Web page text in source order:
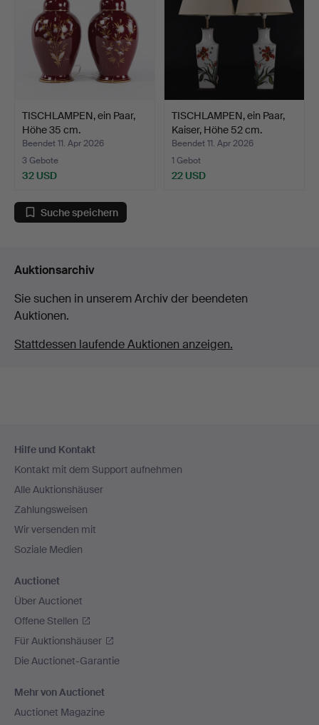
TISCHLAMPEN, ein Paar,
Höhe 35 cm.
Beendet 11. Apr 2026
3 Gebote
32 USD
TISCHLAMPEN, ein Paar,
Kaiser, Höhe 52 cm.
Beendet 11. Apr 2026
1 Gebot
22 USD
Suche speichern
Auktionsarchiv
Sie suchen in unserem Archiv der beendeten
Auktionen.
Stattdessen laufende Auktionen anzeigen.
Navigation
Hilfe und Kontakt
Kontakt mit dem Support aufnehmen
Alle Auktionshäuser
Zahlungsweisen
Wir versenden mit
Soziale Medien
Auctionet
Über Auctionet
Offene Stellen
Für Auktionshäuser
Die Auctionet-Garantie
Mehr von Auctionet
Auctionet Magazine